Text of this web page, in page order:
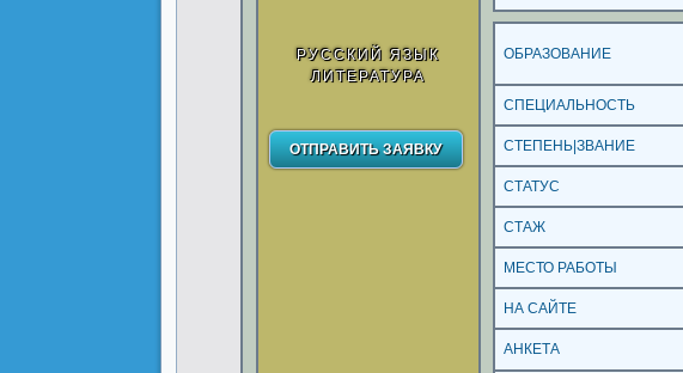
РУССКИЙ ЯЗЫК
ЛИТЕРАТУРА
ОБРАЗОВАНИЕ
СПЕЦИАЛЬНОСТЬ
СТЕПЕНЬ|ЗВАНИЕ
СТАТУС
СТАЖ
МЕСТО РАБОТЫ
НА САЙТЕ
АНКЕТА